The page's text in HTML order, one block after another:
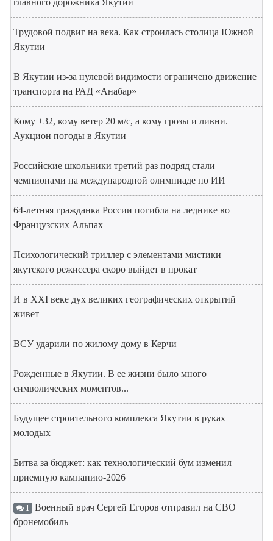
главного дорожника Якутии
Трудовой подвиг на века. Как строилась столица Южной
Якутии
В Якутии из-за нулевой видимости ограничено движение
транспорта на РАД «Анабар»
Кому +32, кому ветер 20 м/с, а кому грозы и ливни.
Аукцион погоды в Якутии
Российские школьники третий раз подряд стали
чемпионами на международной олимпиаде по ИИ
64-летняя гражданка России погибла на леднике во
Французских Альпах
Психологический триллер с элементами мистики
якутского режиссера скоро выйдет в прокат
И в XXI веке дух великих географических открытий
живет
ВСУ ударили по жилому дому в Керчи
Рожденные в Якутии. В ее жизни было много
символических моментов...
Будущее строительного комплекса Якутии в руках
молодых
Битва за бюджет: как технологический бум изменил
приемную кампанию-2026
1 Военный врач Сергей Егоров отправил на СВО
бронемобиль